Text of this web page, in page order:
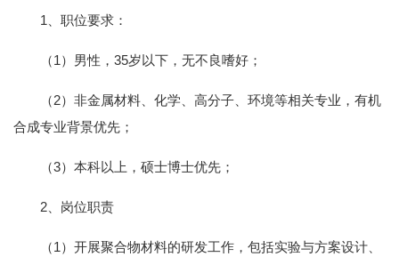
1、职位要求：
（1）男性，35岁以下，无不良嗜好；
（2）非金属材料、化学、高分子、环境等相关专业，有机
合成专业背景优先；
（3）本科以上，硕士博士优先；
2、岗位职责
（1）开展聚合物材料的研发工作，包括实验与方案设计、